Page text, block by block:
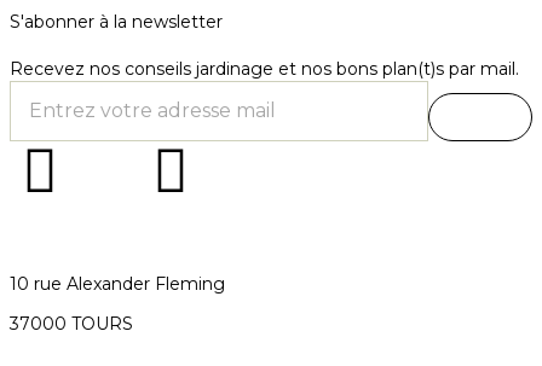
S'abonner à la newsletter
Recevez nos conseils jardinage et nos bons plan(t)s par mail.
10 rue Alexander Fleming
37000 TOURS